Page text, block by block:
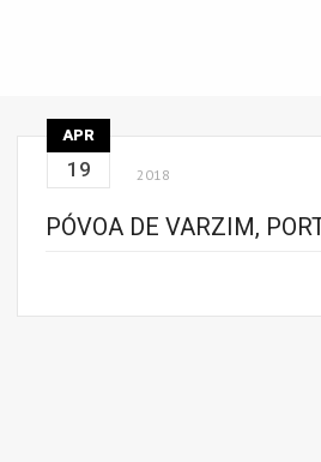
APR
19 2018
PÓVOA DE VARZIM,